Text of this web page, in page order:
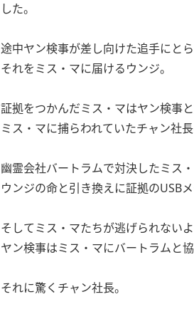
した。
途中ヤン検事が差し向けた追手にと
それをミス・マに届けるウンジ。
証拠をつかんだミス・マはヤン検事と
ミス・マに捕らわれていたチャン社
幽霊会社バートラムで対決したミス・
ウンジの命と引き換えに証拠のUSB
そしてミス・マたちが逃げられない
ヤン検事はミス・マにバートラムと
それに驚くチャン社長。